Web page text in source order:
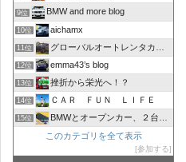
9位 BMW and more blog
10位 aichamx
11位 グローバルオートレンタカーブログ
12位 emma43’s blog
13位 挫折から栄光へ！？
14位 ＣＡＲ ＦＵＮ ＬＩＦＥ
15位
BMWとオープンカー、２台持ちは大変でした/GOCCHI
このカテゴリを全て表示
参加する